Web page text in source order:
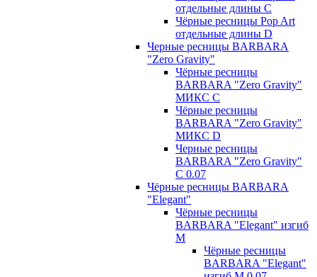
отдельные длины С
Чёрные ресницы Pop Art
отдельные длины D
Черные ресницы BARBARA
"Zero Gravity"
Чёрные ресницы
BARBARA "Zero Gravity"
МИКС C
Чёрные ресницы
BARBARA "Zero Gravity"
МИКС D
Черные ресницы
BARBARA "Zero Gravity"
С 0.07
Чёрные ресницы BARBARA
"Elegant"
Чёрные ресницы
BARBARA "Elegant" изгиб
М
Чёрные ресницы
BARBARA "Elegant"